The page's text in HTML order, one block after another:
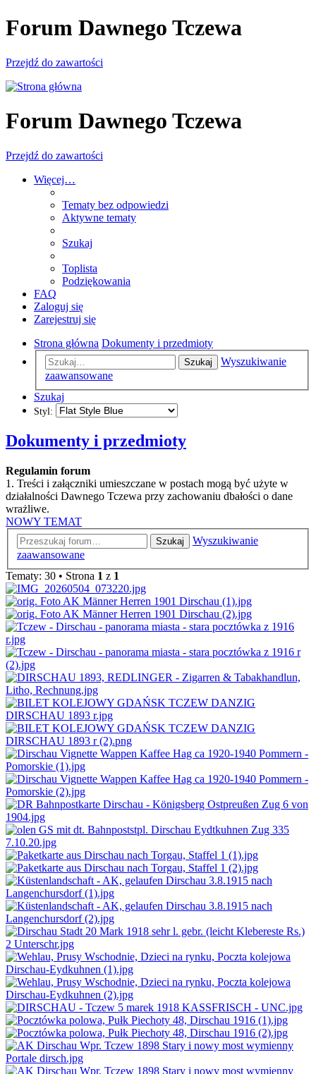
Forum Dawnego Tczewa
Przejdź do zawartości
Forum Dawnego Tczewa
Przejdź do zawartości
Więcej…
Tematy bez odpowiedzi
Aktywne tematy
Szukaj
Toplista
Podziękowania
FAQ
Zaloguj się
Zarejestruj się
Strona główna Dokumenty i przedmioty
Szukaj
Wyszukiwanie
zaawansowane
Szukaj
Styl:
Dokumenty i przedmioty
Regulamin forum
1. Treści i załączniki umieszczane w postach mogą być użyte w
działalności Dawnego Tczewa przy zachowaniu dbałości o dane
wrażliwe.
NOWY TEMAT
Szukaj
Wyszukiwanie
zaawansowane
Tematy: 30 • Strona 1 z 1